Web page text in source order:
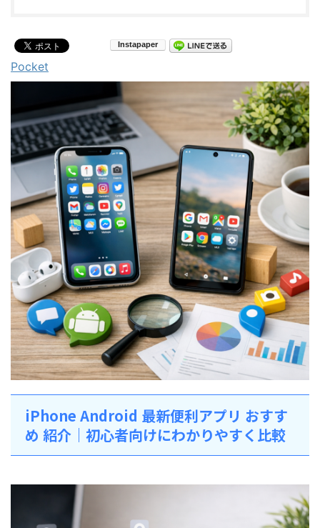
Pocket
iPhone Android 最新便利アプリ おすす
め 紹介｜初心者向けにわかりやすく比較